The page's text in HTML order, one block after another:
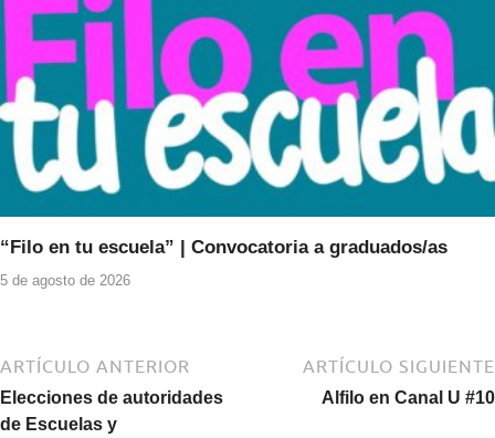
“Filo en tu escuela” | Convocatoria a graduados/as
5 de agosto de 2026
ARTÍCULO ANTERIOR
Elecciones de autoridades
de Escuelas y
ARTÍCULO SIGUIENTE
Alfilo en Canal U #10